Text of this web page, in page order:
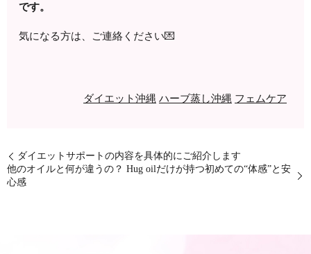
です。
気になる方は、ご連絡ください💌
ダイエット沖縄 ハーブ蒸し沖縄 フェムケア
ダイエットサポートの内容を具体的にご紹介します
他のオイルと何が違うの？ Hug oilだけが持つ初めての“体感”と安
心感